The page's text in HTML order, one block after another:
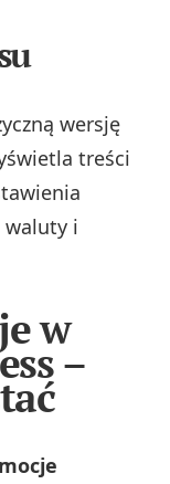
wersję
treści
waluty i
w
–